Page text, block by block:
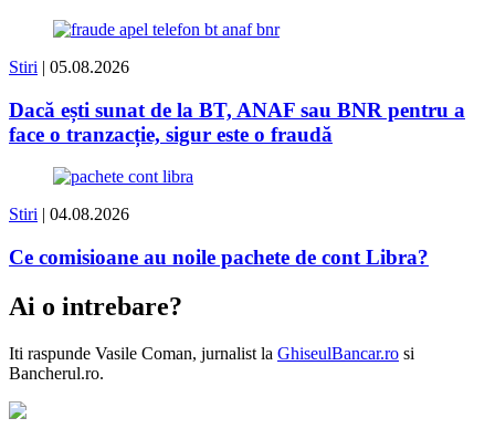
Stiri | 05.08.2026
Dacă ești sunat de la BT, ANAF sau BNR pentru a
face o tranzacție, sigur este o fraudă
Stiri | 04.08.2026
Ce comisioane au noile pachete de cont Libra?
Ai o intrebare?
Iti raspunde Vasile Coman, jurnalist la GhiseulBancar.ro si
Bancherul.ro.